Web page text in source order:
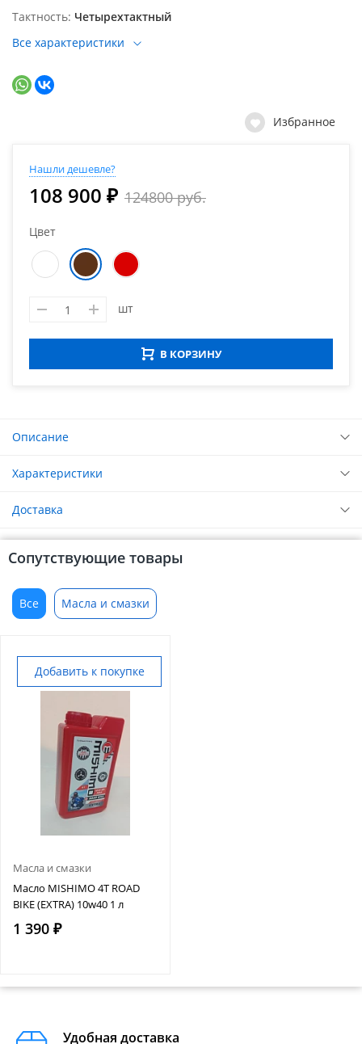
Тактность Четырехтактный
Все характеристики
Избранное
Нашли дешевле?
108 900 ₽ 124800 руб.
Цвет
шт
В КОРЗИНУ
Описание
Характеристики
Доставка
Сопутствующие товары
Все Масла и смазки
Добавить к покупке
Масла и смазки
Масло MISHIMO 4T ROAD
BIKE (EXTRA) 10w40 1 л
1 390 ₽
Удобная доставка